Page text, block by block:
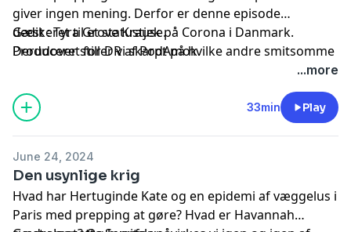
giver ingen mening. Derfor er denne episode
dedikeret til et statustjek på Corona i Danmark.
Derudover stiller vi skarpt på hvilke andre smitsomme
grænse. Og vi bliver klogere på, hvorfor eksperten i
denne episode mener, at kondomer er noget af det
mest essentielle, du bør have i dit preppinglager.
Gæst : Tyra Grove Krause.
Produceret for DR af PodAmok.
...more
33min Play
June 24, 2024
Den usynlige krig
Hvad har Hertuginde Kate og en epidemi af væggelus i
Paris med prepping at gøre? Hvad er Havannah